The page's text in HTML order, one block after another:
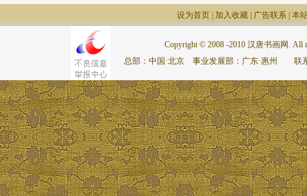
设为首页 加入收藏 广告联系 本
Copyright © 2008 -2010 汉唐书画网. All
总部：中国·北京 事业发展部：广东·惠州 联系